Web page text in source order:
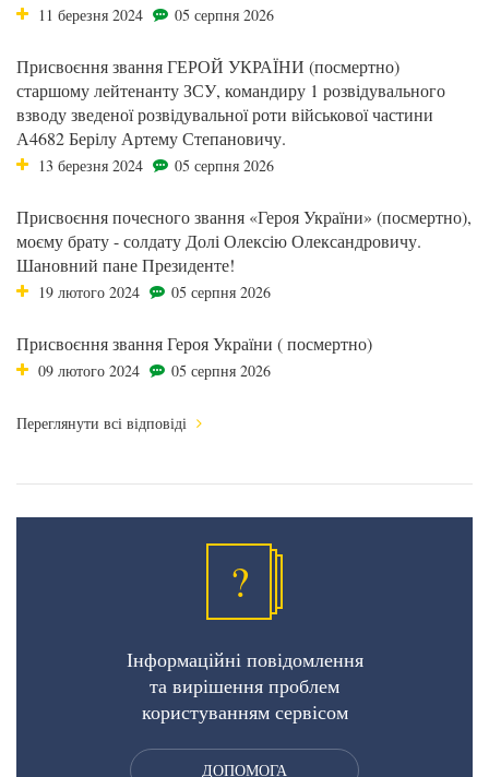
11 березня 2024 05 серпня 2026
Присвоєння звання ГЕРОЙ УКРАЇНИ (посмертно)
старшому лейтенанту ЗСУ, командиру 1 розвідувального
взводу зведеної розвідувальної роти військової частини
А4682 Берілу Артему Степановичу.
13 березня 2024 05 серпня 2026
Присвоєння почесного звання «Героя України» (посмертно),
моєму брату - солдату Долі Олексію Олександровичу.
Шановний пане Президенте!
19 лютого 2024 05 серпня 2026
Присвоєння звання Героя України ( посмертно)
09 лютого 2024 05 серпня 2026
Переглянути всі відповіді
?
Інформаційні повідомлення
та вирішення проблем
користуванням сервісом
ДОПОМОГА